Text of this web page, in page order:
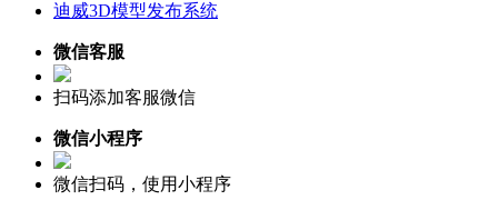
迪威3D模型发布系统
微信客服
扫码添加客服微信
微信小程序
微信扫码，使用小程序